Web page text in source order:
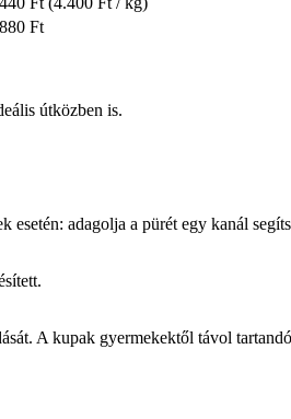
880 Ft
útközben is.
adagolja a pürét egy kanál
A kupak gyermekektől távol